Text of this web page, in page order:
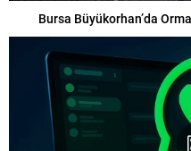
Bursa Büyükorhan’da